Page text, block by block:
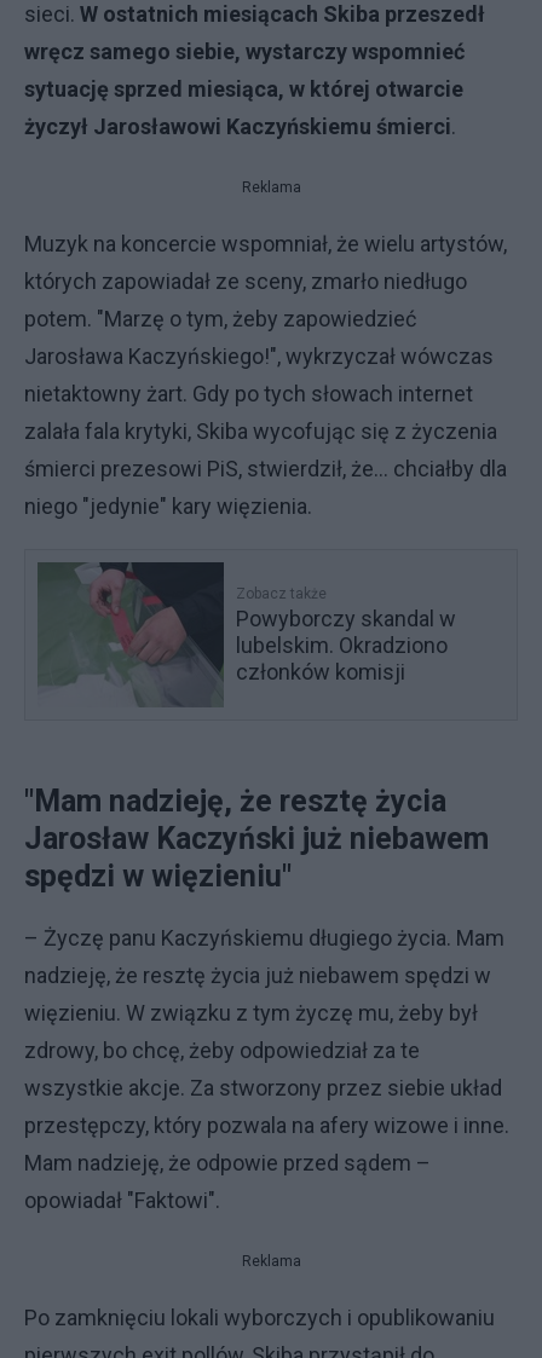
sieci. W ostatnich miesiącach Skiba przeszedł
wręcz samego siebie, wystarczy wspomnieć
sytuację sprzed miesiąca, w której otwarcie
życzył Jarosławowi Kaczyńskiemu śmierci.
Reklama
Muzyk na koncercie wspomniał, że wielu artystów,
których zapowiadał ze sceny, zmarło niedługo
potem. "Marzę o tym, żeby zapowiedzieć
Jarosława Kaczyńskiego!", wykrzyczał wówczas
nietaktowny żart. Gdy po tych słowach internet
zalała fala krytyki, Skiba wycofując się z życzenia
śmierci prezesowi PiS, stwierdził, że... chciałby dla
niego "jedynie" kary więzienia.
Zobacz także
Powyborczy skandal w
lubelskim. Okradziono
członków komisji
"Mam nadzieję, że resztę życia
Jarosław Kaczyński już niebawem
spędzi w więzieniu"
– Życzę panu Kaczyńskiemu długiego życia. Mam
nadzieję, że resztę życia już niebawem spędzi w
więzieniu. W związku z tym życzę mu, żeby był
zdrowy, bo chcę, żeby odpowiedział za te
wszystkie akcje. Za stworzony przez siebie układ
przestępczy, który pozwala na afery wizowe i inne.
Mam nadzieję, że odpowie przed sądem –
opowiadał "Faktowi".
Reklama
Po zamknięciu lokali wyborczych i opublikowaniu